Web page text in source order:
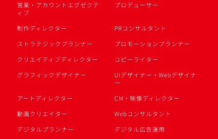
営業・アカウントエグゼクテ
ィブ
プロデューサー
制作ディレクター
PRコンサルタント
ストラテジックプランナー
プロモーションプランナー
クリエイティブディレクター
コピーライター
グラフィックデザイナー
UIデザイナー・Webデザイナ
ー
アートディレクター
CM・映像ディレクター
動画クリエイター
Webコンサルタント
デジタルプランナー
デジタル広告運用